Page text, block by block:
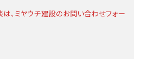
、ミヤウチ建設のお問い合わせフォー